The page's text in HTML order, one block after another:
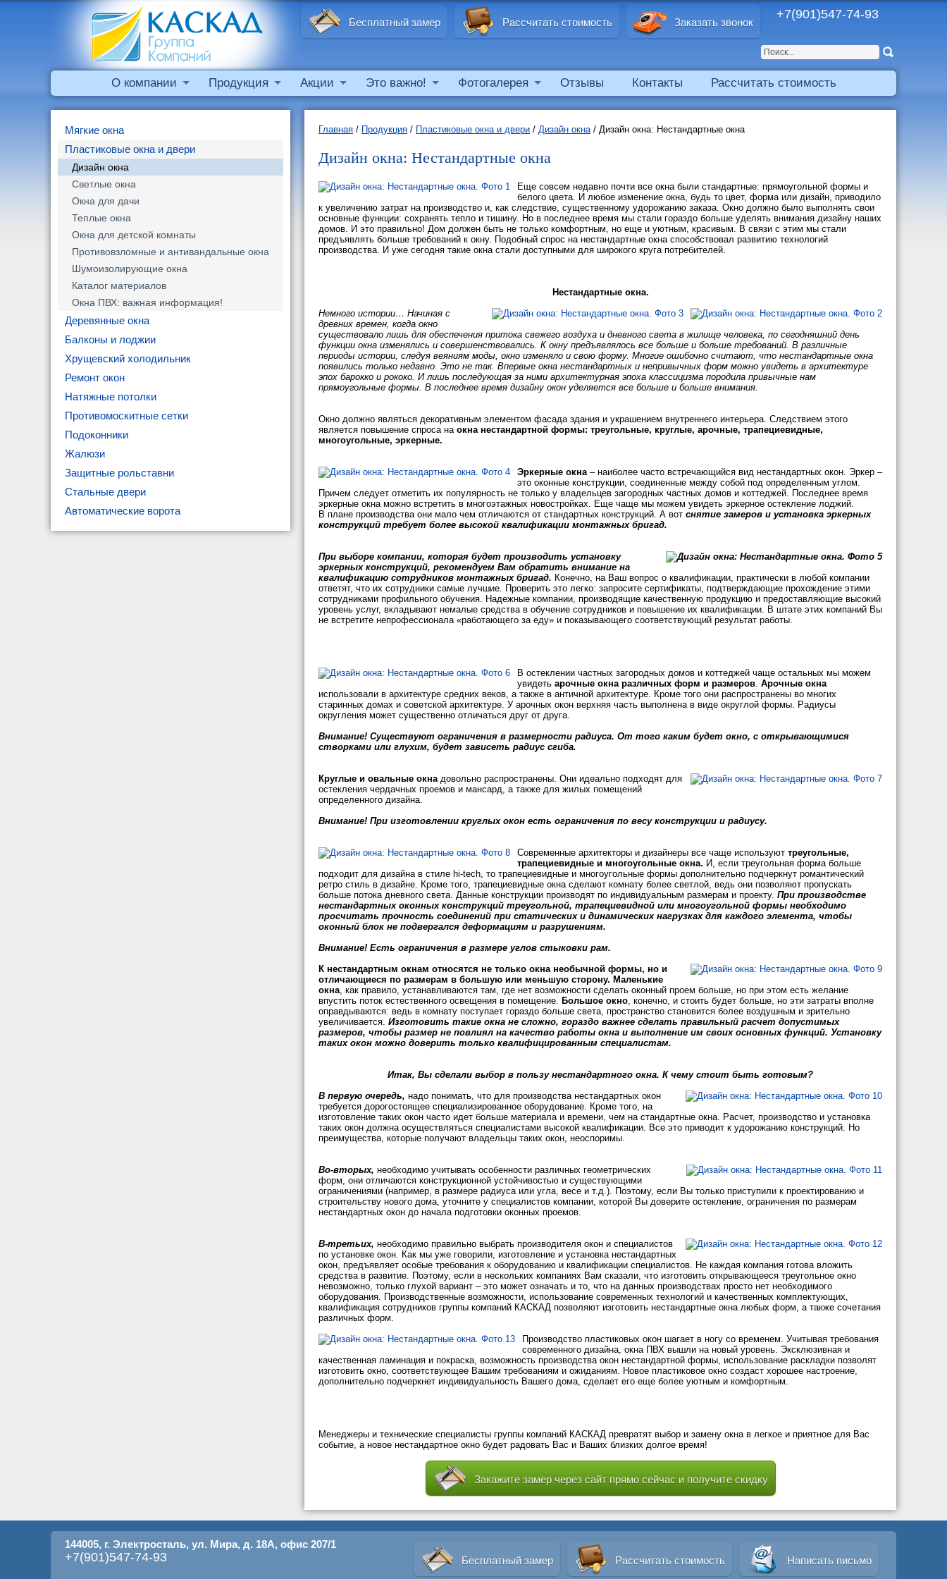
Бесплатный замер Рассчитать стоимость Заказать звонок
+7(901)547-74-93
О компании Продукция Акции Это важно! Фотогалерея Отзывы Контакты Рассчитать стоимость
Мягкие окна
Пластиковые окна и двери
Дизайн окна
Светлые окна
Окна для дачи
Теплые окна
Окна для детской комнаты
Противовзломные и антивандальные окна
Шумоизолирующие окна
Каталог материалов
Окна ПВХ: важная информация!
Деревянные окна
Балконы и лоджии
Хрущевский холодильник
Ремонт окон
Натяжные потолки
Противомоскитные сетки
Подоконники
Жалюзи
Защитные рольставни
Стальные двери
Автоматические ворота
Главная / Продукция / Пластиковые окна и двери / Дизайн окна / Дизайн окна: Нестандартные окна
Дизайн окна: Нестандартные окна
Еще совсем недавно почти все окна были стандартные: прямоугольной формы и
белого цвета. И любое изменение окна, будь то цвет, форма или дизайн, приводило
к увеличению затрат на производство и, как следствие, существенному удорожанию заказа. Окно должно было выполнять свои
основные функции: сохранять тепло и тишину. Но в последнее время мы стали гораздо больше уделять внимания дизайну наших
домов. И это правильно! Дом должен быть не только комфортным, но еще и уютным, красивым. В связи с этим мы стали
предъявлять больше требований к окну. Подобный спрос на нестандартные окна способствовал развитию технологий
производства. И уже сегодня такие окна стали доступными для широкого круга потребителей.
Нестандартные окна.
Немного истории… Начиная с
древних времен, когда окно
существовало лишь для обеспечения притока свежего воздуха и дневного света в жилище человека, по сегодняшний день
функции окна изменялись и совершенствовались. К окну предъявлялось все больше и больше требований. В различные
периоды истории, следуя веяниям моды, окно изменяло и свою форму. Многие ошибочно считают, что нестандартные окна
появились только недавно. Это не так. Впервые окна нестандартных и непривычных форм можно увидеть в архитектуре
эпох барокко и рококо. И лишь последующая за ними архитектурная эпоха классицизма породила привычные нам
прямоугольные формы. В последнее время дизайну окон уделяется все больше и больше внимания.
Окно должно являться декоративным элементом фасада здания и украшением внутреннего интерьера. Следствием этого
является повышение спроса на окна нестандартной формы: треугольные, круглые, арочные, трапециевидные,
многоугольные, эркерные.
Эркерные окна– наиболее часто встречающийся вид нестандартных окон. Эркер –
это оконные конструкции, соединенные между собой под определенным углом.
Причем следует отметить их популярность не только у владельцев загородных частных домов и коттеджей. Последнее время
эркерные окна можно встретить в многоэтажных новостройках. Еще чаще мы можем увидеть эркерное остекление лоджий.
В плане производства они мало чем отличаются от стандартных конструкций. А вот снятие замеров и установка эркерных
конструкций требует более высокой квалификации монтажных бригад.
При выборе компании, которая будет производить установку
эркерных конструкций, рекомендуем Вам обратить внимание на
квалификацию сотрудников монтажных бригад. Конечно, на Ваш вопрос о квалификации, практически в любой компании
ответят, что их сотрудники самые лучшие. Проверить это легко: запросите сертификаты, подтверждающие прохождение этими
сотрудниками профильного обучения. Надежные компании, производящие качественную продукцию и предоставляющие высокий
уровень услуг, вкладывают немалые средства в обучение сотрудников и повышение их квалификации. В штате этих компаний Вы
не встретите непрофессионала «работающего за еду» и показывающего соответствующий результат работы.
В остеклении частных загородных домов и коттеджей чаще остальных мы можем
увидеть арочные окна различных форм и размеров. Арочные окна
использовали в архитектуре средних веков, а также в античной архитектуре. Кроме того они распространены во многих
старинных домах и советской архитектуре. У арочных окон верхняя часть выполнена в виде округлой формы. Радиусы
округления может существенно отличаться друг от друга.
Внимание! Существуют ограничения в размерности радиуса. От того каким будет окно, с открывающимися
створками или глухим, будет зависеть радиус сгиба.
Круглые и овальные окнадовольно распространены. Они идеально подходят для
остекления чердачных проемов и мансард, а также для жилых помещений
определенного дизайна.
Внимание! При изготовлении круглых окон есть ограничения по весу конструкции и радиусу.
Современные архитекторы и дизайнеры все чаще используют треугольные,
трапециевидные и многоугольные окна. И, если треугольная форма больше
подходит для дизайна в стиле hi-tech, то трапециевидные и многоугольные формы дополнительно подчеркнут романтический
ретро стиль в дизайне. Кроме того, трапециевидные окна сделают комнату более светлой, ведь они позволяют пропускать
больше потока дневного света. Данные конструкции производят по индивидуальным размерам и проекту. При производстве
нестандартных оконных конструкций треугольной, трапециевидной или многоугольной формы необходимо
просчитать прочность соединений при статических и динамических нагрузках для каждого элемента, чтобы
оконный блок не подвергался деформациям и разрушениям.
Внимание! Есть ограничения в размере углов стыковки рам.
К нестандартным окнам относятся не только окна необычной формы, но и
отличающиеся по размерам в большую или меньшую сторону. Маленькие
окна, как правило, устанавливаются там, где нет возможности сделать оконный проем больше, но при этом есть желание
впустить поток естественного освещения в помещение. Большое окно, конечно, и стоить будет больше, но эти затраты вполне
оправдываются: ведь в комнату поступает гораздо больше света, пространство становится более воздушным и зрительно
увеличивается. Изготовить такие окна не сложно, гораздо важнее сделать правильный расчет допустимых
размеров, чтобы размер не повлиял на качество работы окна и выполнение им своих основных функций. Установку
таких окон можно доверить только квалифицированным специалистам.
Итак, Вы сделали выбор в пользу нестандартного окна. К чему стоит быть готовым?
В первую очередь, надо понимать, что для производства нестандартных окон
требуется дорогостоящее специализированное оборудование. Кроме того, на
изготовление таких окон часто идет больше материала и времени, чем на стандартные окна. Расчет, производство и установка
таких окон должна осуществляться специалистами высокой квалификации. Все это приводит к удорожанию конструкций. Но
преимущества, которые получают владельцы таких окон, неоспоримы.
Во-вторых, необходимо учитывать особенности различных геометрических
форм, они отличаются конструкционной устойчивостью и существующими
ограничениями (например, в размере радиуса или угла, весе и т.д.). Поэтому, если Вы только приступили к проектированию и
строительству нового дома, уточните у специалистов компании, которой Вы доверите остекление, ограничения по размерам
нестандартных окон до начала подготовки оконных проемов.
В-третьих, необходимо правильно выбрать производителя окон и специалистов
по установке окон. Как мы уже говорили, изготовление и установка нестандартных
окон, предъявляет особые требования к оборудованию и квалификации специалистов. Не каждая компания готова вложить
средства в развитие. Поэтому, если в нескольких компаниях Вам сказали, что изготовить открывающееся треугольное окно
невозможно, только глухой вариант – это может означать и то, что на данных производствах просто нет необходимого
оборудования. Производственные возможности, использование современных технологий и качественных комплектующих,
квалификация сотрудников группы компаний КАСКАД позволяют изготовить нестандартные окна любых форм, а также сочетания
различных форм.
Производство пластиковых окон шагает в ногу со временем. Учитывая требования
современного дизайна, окна ПВХ вышли на новый уровень. Эксклюзивная и
качественная ламинация и покраска, возможность производства окон нестандартной формы, использование раскладки позволят
изготовить окно, соответствующее Вашим требованиям и ожиданиям. Новое пластиковое окно создаст хорошее настроение,
дополнительно подчеркнет индивидуальность Вашего дома, сделает его еще более уютным и комфортным.
Менеджеры и технические специалисты группы компаний КАСКАД превратят выбор и замену окна в легкое и приятное для Вас
событие, а новое нестандартное окно будет радовать Вас и Ваших близких долгое время!
Закажите замер через сайт прямо сейчас и получите скидку
144005, г. Электросталь, ул. Мира, д. 18А, офис 207/1
+7(901)547-74-93 Бесплатный замер Рассчитать стоимость Написать письмо